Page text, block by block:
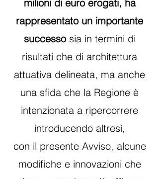
milioni di euro erogati, ha
rappresentato un importante
successo sia in termini di
risultati che di architettura
attuativa delineata, ma anche
una sfida che la Regione è
intenzionata a ripercorrere
introducendo altresì,
con il presente Avviso, alcune
modifiche e innovazioni che